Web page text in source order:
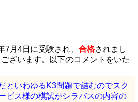
7月4日に受験され、 合格されまし
ざいます。以下のコメントをいた
といわゆるK3問題で詰むのでスク
ビス様の模試がシラバスの内容の